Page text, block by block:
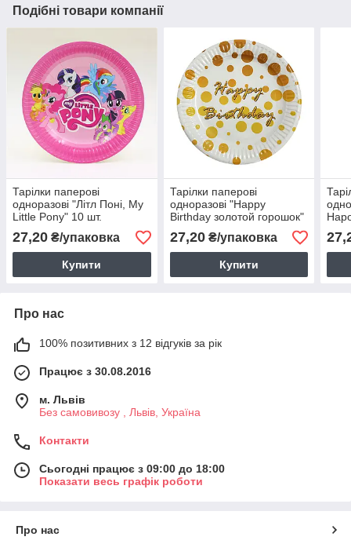
Подібні товари компанії
Тарілки паперові
одноразові "Літл Поні, My
Little Pony" 10 шт.
27,20 ₴/упаковка
Купити
Тарілки паперові
одноразові "Happy
Birthday золотой горошок"
10 шт.
27,20₴/упаковка
Купити
Про нас
100% позитивних з 12 відгуків за рік
Працює з 30.08.2016
м. Львів
Без самовивозу , Львів, Україна
Контакти
Сьогодні працює з 09:00 до 18:00
Показати весь графік роботи
Про нас